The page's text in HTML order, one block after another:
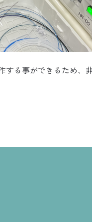
る事ができるため、